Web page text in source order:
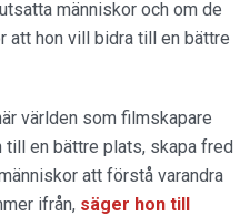
människor och om de
att hon vill bidra till en bättre
världen som filmskapare
till en bättre plats, skapa fred
att förstå varandra
ifrån, säger hon till